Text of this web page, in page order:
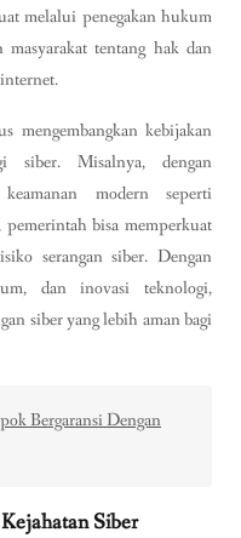
melalui penegakan hukum
masyarakat tentang hak dan
mengembangkan kebijakan
siber. Misalnya, dengan
modern seperti
bisa memperkuat
serangan siber. Dengan
dan inovasi teknologi,
siber yang lebih aman bagi
Bergaransi Dengan
Siber